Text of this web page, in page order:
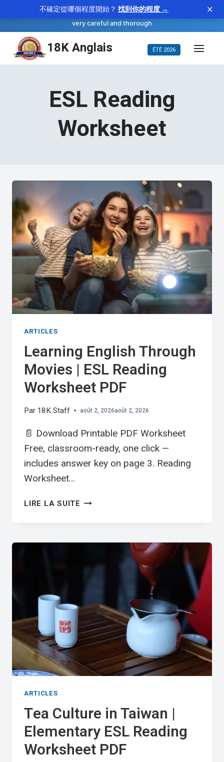
不確定從哪個程度開始？ 找到你的程度 → ×
WORD OF THE DAYscrupulous adjective
very careful and thorough
18K Anglais ÉTÉ 2026
ESL Reading
Worksheet
ARTICLES
Learning English Through
Movies | ESL Reading
Worksheet PDF
Par 18K Staff août 2, 2026août 2, 2026
📄 Download Printable PDF Worksheet
Free, classroom-ready, one click —
includes answer key on page 3. Reading
Worksheet…
LIRE LA SUITE LEARNING
ARTICLES
Tea Culture in Taiwan |
Elementary ESL Reading
Worksheet PDF